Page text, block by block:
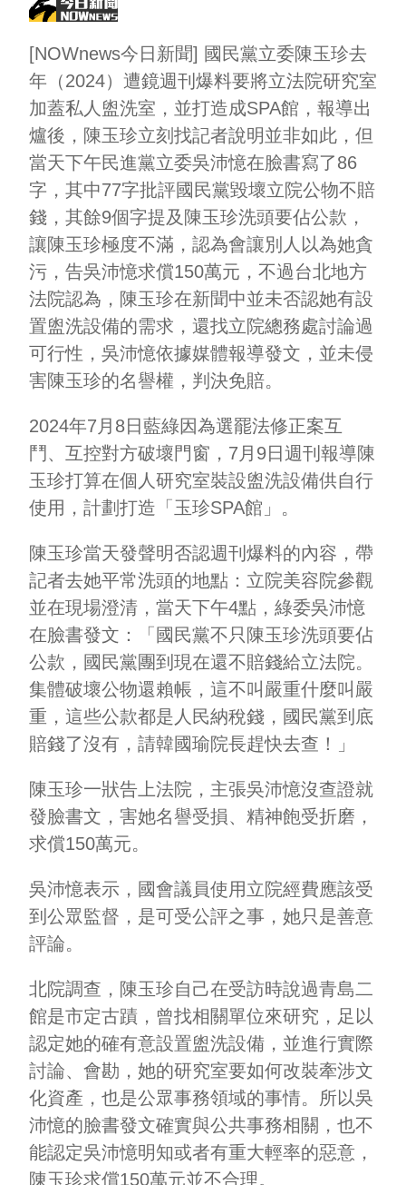
[NOWnews今日新聞] 國民黨立委陳玉珍去
年（2024）遭鏡週刊爆料要將立法院研究室
加蓋私人盥洗室，並打造成SPA館，報導出
爐後，陳玉珍立刻找記者說明並非如此，但
當天下午民進黨立委吳沛憶在臉書寫了86
字，其中77字批評國民黨毀壞立院公物不賠
錢，其餘9個字提及陳玉珍洗頭要佔公款，
讓陳玉珍極度不滿，認為會讓別人以為她貪
污，告吳沛憶求償150萬元，不過台北地方
法院認為，陳玉珍在新聞中並未否認她有設
置盥洗設備的需求，還找立院總務處討論過
可行性，吳沛憶依據媒體報導發文，並未侵
害陳玉珍的名譽權，判決免賠。
2024年7月8日藍綠因為選罷法修正案互
鬥、互控對方破壞門窗，7月9日週刊報導陳
玉珍打算在個人研究室裝設盥洗設備供自行
使用，計劃打造「玉珍SPA館」。
陳玉珍當天發聲明否認週刊爆料的內容，帶
記者去她平常洗頭的地點：立院美容院參觀
並在現場澄清，當天下午4點，綠委吳沛憶
在臉書發文：「國民黨不只陳玉珍洗頭要佔
公款，國民黨團到現在還不賠錢給立法院。
集體破壞公物還賴帳，這不叫嚴重什麼叫嚴
重，這些公款都是人民納稅錢，國民黨到底
賠錢了沒有，請韓國瑜院長趕快去查！」
陳玉珍一狀告上法院，主張吳沛憶沒查證就
發臉書文，害她名譽受損、精神飽受折磨，
求償150萬元。
吳沛憶表示，國會議員使用立院經費應該受
到公眾監督，是可受公評之事，她只是善意
評論。
北院調查，陳玉珍自己在受訪時說過青島二
館是市定古蹟，曾找相關單位來研究，足以
認定她的確有意設置盥洗設備，並進行實際
討論、會勘，她的研究室要如何改裝牽涉文
化資產，也是公眾事務領域的事情。所以吳
沛憶的臉書發文確實與公共事務相關，也不
能認定吳沛憶明知或者有重大輕率的惡意，
陳玉珍求償150萬元並不合理。